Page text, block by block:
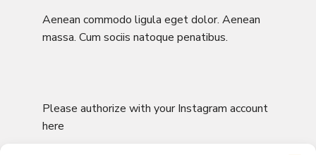
Aenean commodo ligula eget dolor. Aenean
massa. Cum sociis natoque penatibus.
Please authorize with your Instagram account
here